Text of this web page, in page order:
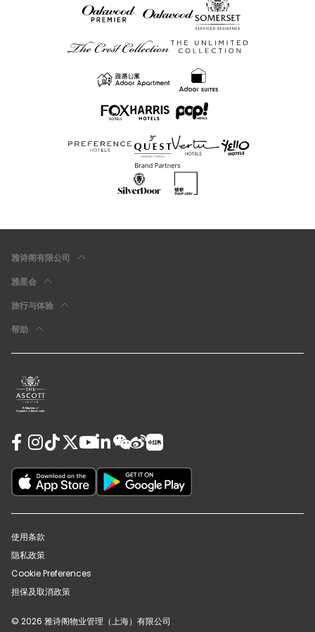
雅诗阁有限公司
雅星会
旅行与体验
帮助
使用条款
隐私政策
Cookie Preferences
担保及取消政策
© 2026 雅诗阁物业管理（上海）有限公司